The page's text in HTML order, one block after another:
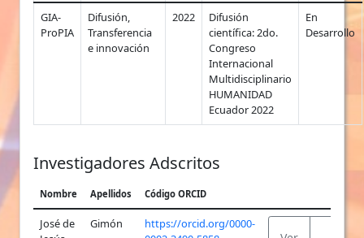
GIA-
ProPIA
Difusión,
Transferencia
e innovación
2022
Difusión
científica: 2do.
Congreso
Internacional
Multidisciplinario
HUMANIDAD
Ecuador 2022
En
Desarrollo
Investigadores Adscritos
Nombre Apellidos Código ORCID
José de
Gimón
https://orcid.org/0000-